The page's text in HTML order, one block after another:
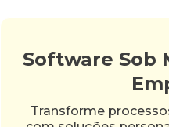
Software Sob
Transforme